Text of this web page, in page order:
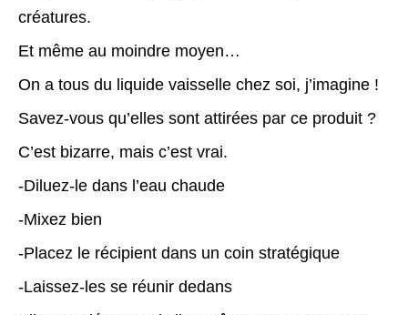
créatures.
Et même au moindre moyen…
On a tous du liquide vaisselle chez soi, j’imagine !
Savez-vous qu’elles sont attirées par ce produit ?
C’est bizarre, mais c’est vrai.
-Diluez-le dans l’eau chaude
-Mixez bien
-Placez le récipient dans un coin stratégique
-Laissez-les se réunir dedans